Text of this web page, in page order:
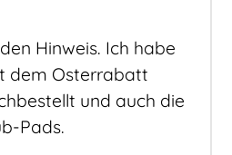
Hinweis. Ich habe
dem Osterrabatt
und auch die
Pads.